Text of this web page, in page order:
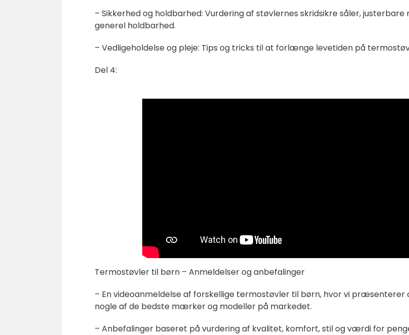
– Sikkerhed og holdbarhed: Vurdering af støvlernes skridsikre såler, justerbare
generel holdbarhed.
– Vedligeholdelse og pleje: Tips og tricks til at forlænge levetiden på
Del 4:
Termostøvler til børn – Anmeldelser og anbefalinger
– En videoanmeldelse af forskellige termostøvler til børn, hvor vi præsenterer
nogle af de bedste mærker og modeller på markedet.
– Anbefalinger baseret på vurdering af kvalitet, komfort, stil og værdi for